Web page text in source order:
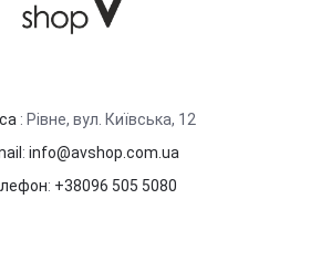
: Рівне, вул. Київська, 12
: info@avshop.com.ua
: +38096 505 5080